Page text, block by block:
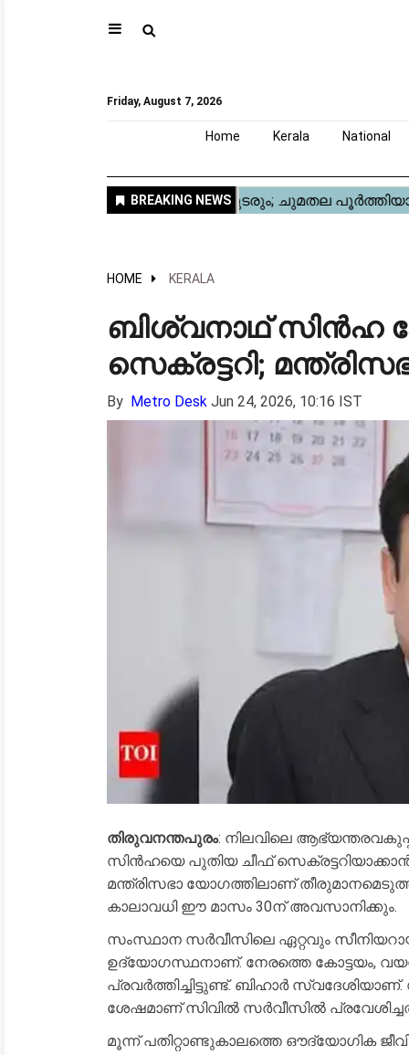
⚲
Friday, August 7, 2026
Home Kerala National
HOME KERALA
ബിശ്വനാഥ് സിൻഹ
സെക്രട്ടറി;
By Metro Desk Jun 24, 2026, 10:16 IST
തിരുവനന്തപുരം: നിലവിലെ
സിൻഹയെ പുതിയ ചീഫ് സെക്രട്ടറിയാക്കാൻ
മന്ത്രിസഭാ യോഗത്തിലാണ്
കാലാവധി ഈ മാസം 30ന് അവസാനിക്കും.
സംസ്ഥാന സർവീസിലെ ഏറ്റവും
ഉദ്യോഗസ്ഥനാണ്. നേരത്തെ കോട്ടയം,
പ്രവർത്തിച്ചിട്ടുണ്ട്. ബിഹാർ
ശേഷമാണ് സിവിൽ സർവീസിൽ
മൂന്ന് പതിറ്റാണ്ടുകാലത്തെ ഔദ്യോഗിക